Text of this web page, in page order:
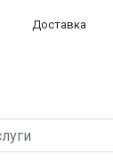
Доставка